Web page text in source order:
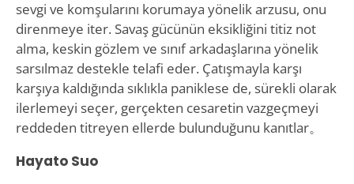
sevgi ve komşularını korumaya yönelik arzusu, onu
direnmeye iter. Savaş gücünün eksikliğini titiz not
alma, keskin gözlem ve sınıf arkadaşlarına yönelik
sarsılmaz destekle telafi eder. Çatışmayla karşı
karşıya kaldığında sıklıkla paniklese de, sürekli olarak
ilerlemeyi seçer, gerçekten cesaretin vazgeçmeyi
reddeden titreyen ellerde bulunduğunu kanıtlar。
Hayato Suo